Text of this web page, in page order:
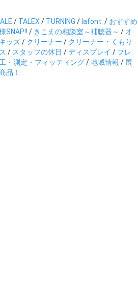
/ TALEX / TURNING / lafont. / おすすめ
SNAP!! / きこえの相談室～補聴器～ / オ
キッズ/ クリーナー / クリーナー・くもり
/ スタッフの休日 /ディスプレイ / フレ
・測定・フィッティング/地域情報 / 展
品！